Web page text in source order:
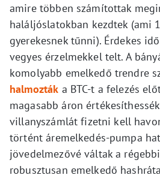
amire többen számítottak
haláljóslatokban kezdtek (ami
gyerekesnek tűnni). Érdekes
vegyes érzelmekkel telt. A
komolyabb emelkedő trendre
halmozták a BTC-t a felezés
magasabb áron
villanyszámlát fizetni kell
történt áremelkedés-pumpa
jövedelmezővé váltak a
robusztusan emelkedő